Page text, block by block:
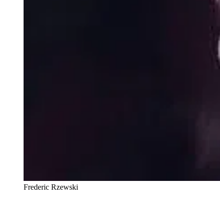
Frederic Rzewski